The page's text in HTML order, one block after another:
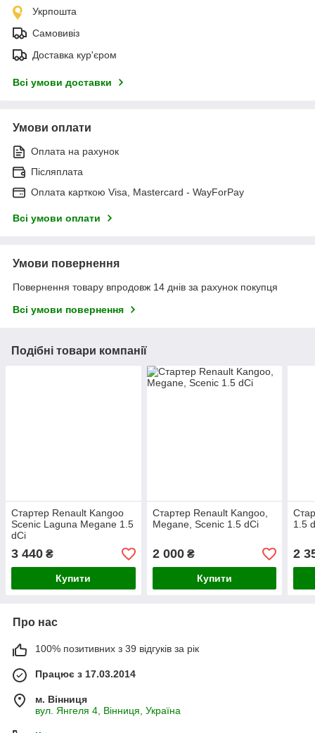
Укрпошта
Самовивіз
Доставка кур'єром
Всі умови доставки
Умови оплати
Оплата на рахунок
Післяплата
Оплата карткою Visa, Mastercard - WayForPay
Всі умови оплати
Умови повернення
Повернення товару впродовж 14 днів за рахунок покупця
Всі умови повернення
Подібні товари компанії
Стартер Renault Kangoo
Scenic Laguna Megane 1.5
dCi
3 440 ₴
Купити
Стартер Renault Kangoo,
Megane, Scenic 1.5 dCi
2 000₴
Купити
1.5
2
Про нас
100% позитивних з 39 відгуків за рік
Працює з 17.03.2014
м. Вінниця
вул. Янгеля 4, Вінниця, Україна